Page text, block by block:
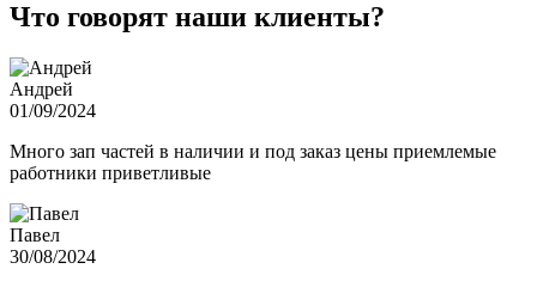
Что говорят наши клиенты?
Андрей
01/09/2024
Много зап частей в наличии и под заказ цены приемлемые
работники приветливые
Павел
30/08/2024